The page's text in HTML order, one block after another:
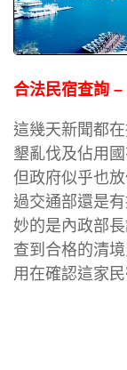
合法民宿查詢
這幾天新聞都
墾亂伐及佔用
但政府似乎也
過交通部還是
妙的是內政部
查到合格的清
用在確認這家